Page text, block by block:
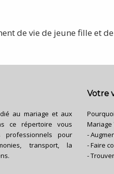
de vie de jeune fille et
au mariage et aux
ce répertoire vous
professionnels pour
transport, la
Votre
Mariage
-
- Faire
-